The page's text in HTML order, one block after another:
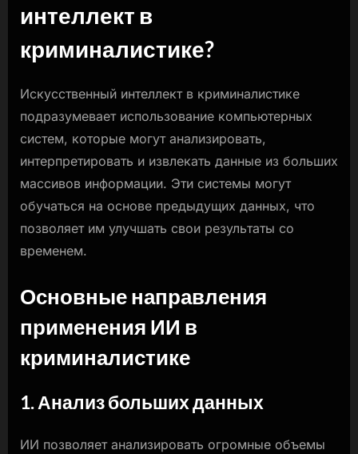
интеллект в
криминалистике?
Искусственный интеллект в криминалистике
подразумевает использование компьютерных
систем, которые могут анализировать,
интерпретировать и извлекать данные из больших
массивов информации. Эти системы могут
обучаться на основе предыдущих данных, что
позволяет им улучшать свои результаты со
временем.
Основные направления
применения ИИ в
криминалистике
1. Анализ больших данных
ИИ позволяет анализировать огромные объемы